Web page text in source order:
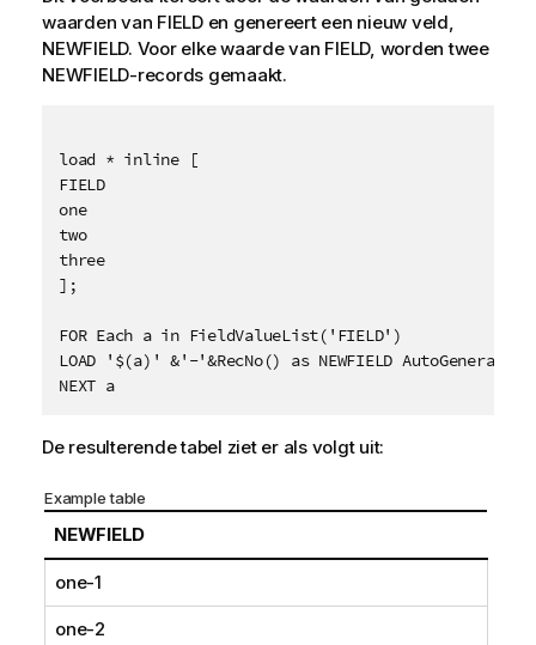
waarden van FIELDen genereert een nieuw veld,
NEWFIELD. Voor elke waarde van FIELD, worden twee
NEWFIELD-records gemaakt.
load * inline [
FIELD
one
two
three
];
FOR Each a in FieldValueList('FIELD')
LOAD '$(a)' &'-'&RecNo() as NEWFIELD AutoGenerate
De resulterende tabel ziet er als volgt uit:
Example table
NEWFIELD
one-1
one-2